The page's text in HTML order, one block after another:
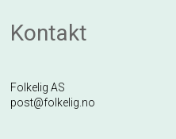
Kontakt
Folkelig AS
post@folkelig.no